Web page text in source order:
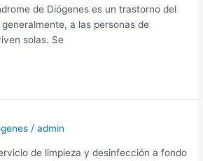
de Diógenes es un trastorno del
a las personas de
solas. Se
/admin
de limpieza y desinfección a fondo